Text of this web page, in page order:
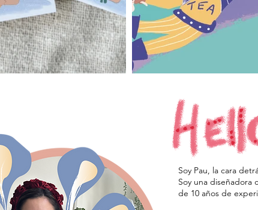
Soy Pau, la cara
Soy una diseñadora
de 10 años de